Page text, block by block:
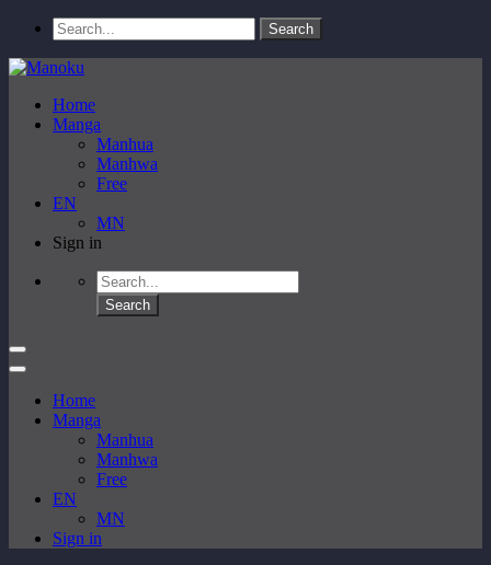
Home
Manga
Manhua
Manhwa
Free
EN
MN
Sign in
Home
Manga
Manhua
Manhwa
Free
EN
MN
Sign in